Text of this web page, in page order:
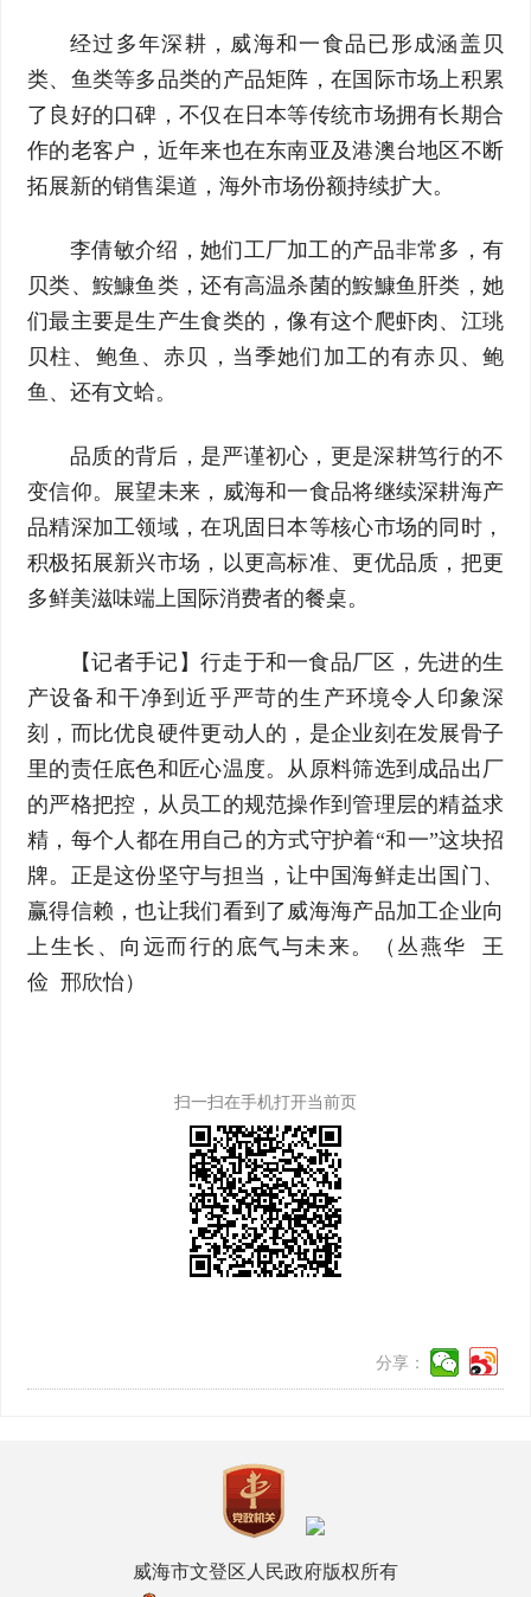
经过多年深耕，威海和一食品已形成涵盖贝
类、鱼类等多品类的产品矩阵，在国际市场上积累
了良好的口碑，不仅在日本等传统市场拥有长期合
作的老客户，近年来也在东南亚及港澳台地区不断
拓展新的销售渠道，海外市场份额持续扩大。
李倩敏介绍，她们工厂加工的产品非常多，有
贝类、鮟鱇鱼类，还有高温杀菌的鮟鱇鱼肝类，她
们最主要是生产生食类的，像有这个爬虾肉、江珧
贝柱、鲍鱼、赤贝，当季她们加工的有赤贝、鲍
鱼、还有文蛤。
品质的背后，是严谨初心，更是深耕笃行的不
变信仰。展望未来，威海和一食品将继续深耕海产
品精深加工领域，在巩固日本等核心市场的同时，
积极拓展新兴市场，以更高标准、更优品质，把更
多鲜美滋味端上国际消费者的餐桌。
【记者手记】行走于和一食品厂区，先进的生
产设备和干净到近乎严苛的生产环境令人印象深
刻，而比优良硬件更动人的，是企业刻在发展骨子
里的责任底色和匠心温度。从原料筛选到成品出厂
的严格把控，从员工的规范操作到管理层的精益求
精，每个人都在用自己的方式守护着“和一”这块招
牌。正是这份坚守与担当，让中国海鲜走出国门、
赢得信赖，也让我们看到了威海海产品加工企业向
上生长、向远而行的底气与未来。（丛燕华 王
俭 邢欣怡）
扫一扫在手机打开当前页
分享：
威海市文登区人民政府版权所有